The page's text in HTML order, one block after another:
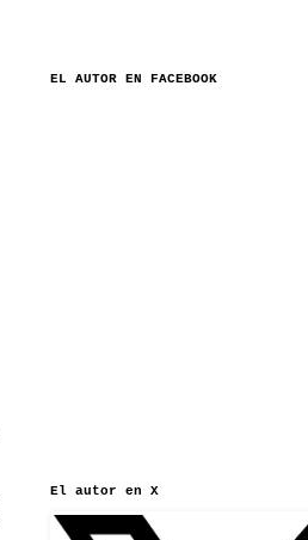
EL AUTOR EN FACEBOOK
El autor en X